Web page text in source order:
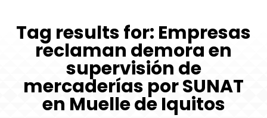
Tag results for: Empresas
reclaman demora en
supervisión de
mercaderías por SUNAT
en Muelle de Iquitos